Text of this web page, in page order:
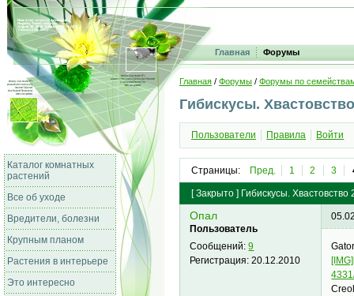
Главная Форумы
Каталог комнатных
растений
Все об уходе
Вредители, болезни
Крупным планом
Растения в интерьере
Это интересно
Главная / Форумы / Форумы по
Гибискусы.
Пользователи Правила Войти
Страницы: Пред. 1 2 3
[Закрыто] Гибискусы. Хвастовство
Опал
Пользователь
Сообщений:9
Регистрация:20.12.2010